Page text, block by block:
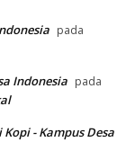
pada
Indonesia pada
- Kampus Desa